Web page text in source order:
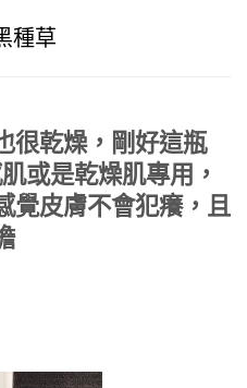
種草
很乾燥，剛好這瓶
或是乾燥肌專用，
覺皮膚不會犯癢，且